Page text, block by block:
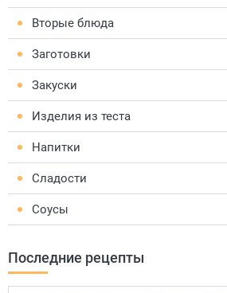
Вторые блюда
Заготовки
Закуски
Изделия из теста
Напитки
Сладости
Соусы
Последние рецепты